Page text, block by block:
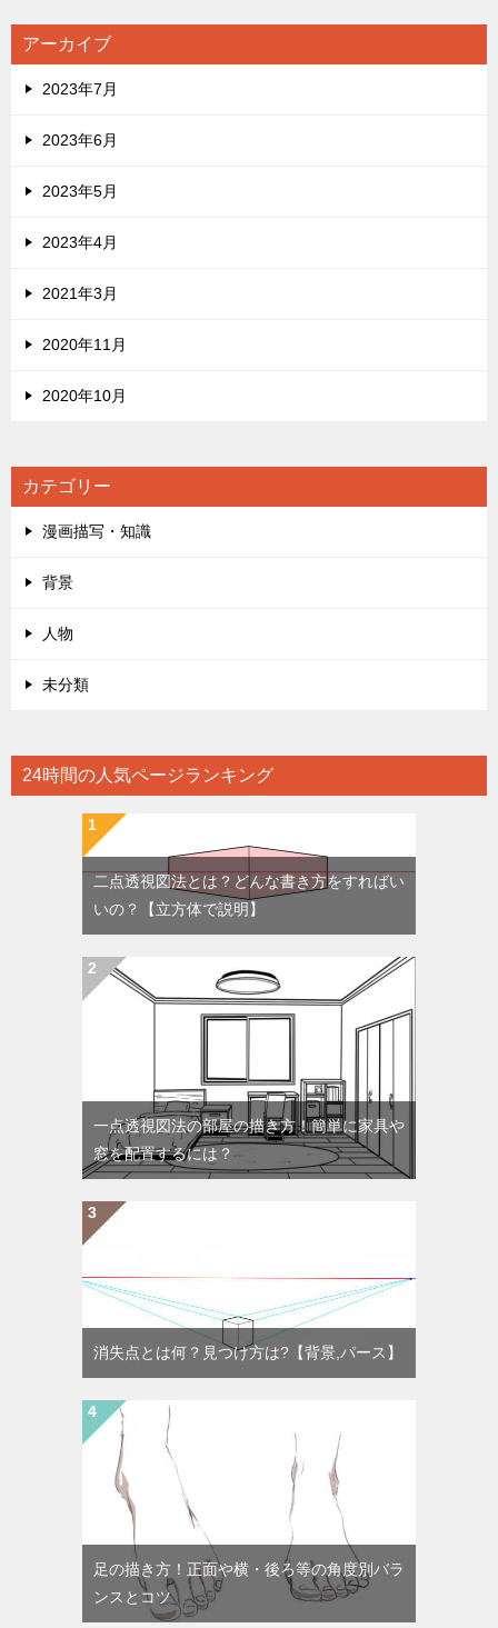
アーカイブ
2023年7月
2023年6月
2023年5月
2023年4月
2021年3月
2020年11月
2020年10月
カテゴリー
漫画描写・知識
背景
人物
未分類
24時間の人気ページランキング
二点透視図法とは？どんな書き方をすればい
いの？【立方体で説明】
一点透視図法の部屋の描き方！簡単に家具や
窓を配置するには？
消失点とは何？見つけ方は?【背景,パース】
足の描き方！正面や横・後ろ等の角度別バラ
ンスとコツ